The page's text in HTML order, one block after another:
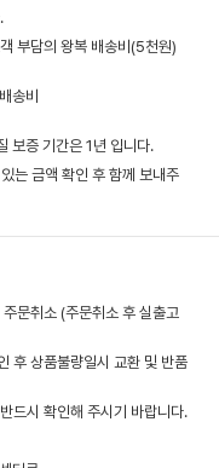
부담의 왕복 배송비(5천원)
송비
보증 기간은 1년 입니다.
는 금액 확인 후 함께 보내주
문취소 (주문취소 후 실출고
후 상품불량일시 교환 및 반품
드시 확인해 주시기 바랍니다.